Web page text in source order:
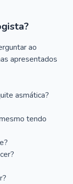
ao
apresentados
asmática?
tendo